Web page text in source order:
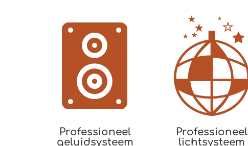
Professioneel
geluidsysteem
Professioneel
lichtsysteem